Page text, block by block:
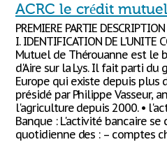
ACRC le crédit
PREMIERE PARTIE
I. IDENTIFICATION DE L'UNITE
Mutuel de Thérouanne est le
d'Aire sur la Lys. Il fait parti du
Europe qui existe depuis plus
présidé par Philippe Vasseur,
l'agriculture depuis 2000. •
Banque : L'activité bancaire
quotidienne des : – comptes